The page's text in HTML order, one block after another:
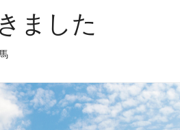
ました